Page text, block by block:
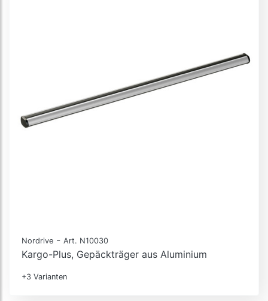
Nordrive - Art. N10030
Kargo-Plus, Gepäckträger aus Aluminium
+3 Varianten